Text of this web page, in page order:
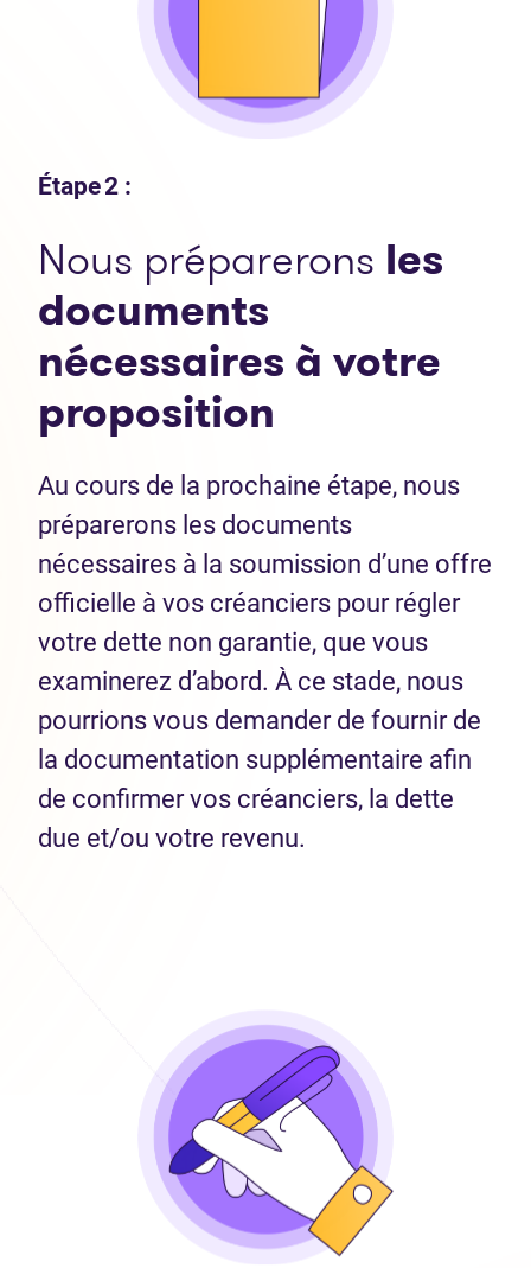
Étape 2 :
Nous préparerons les
documents
nécessaires à votre
proposition
Au cours de la prochaine étape, nous
préparerons les documents
nécessaires à la soumission d’une offre
officielle à vos créanciers pour régler
votre dette non garantie, que vous
examinerez d’abord. À ce stade, nous
pourrions vous demander de fournir de
la documentation supplémentaire afin
de confirmer vos créanciers, la dette
due et/ou votre revenu.